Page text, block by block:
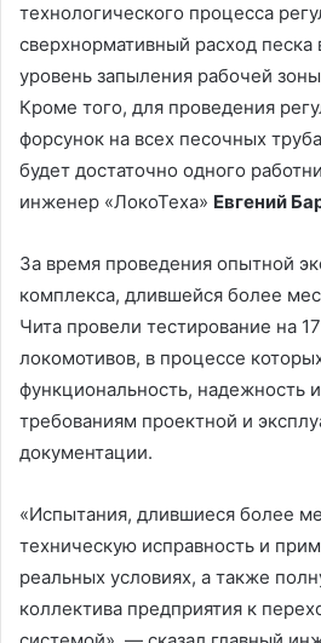
технологического процесса
сверхнормативный расход песка
уровень запыления рабочей
Кроме того, для проведения
форсунок на всех песочных
будет достаточно одного
инженер «ЛокоТеха» Евгений
За время проведения опытной
комплекса, длившейся более
Чита провели тестирование на
локомотивов, в процессе
функциональность, надежность
требованиям проектной и
документации.
«Испытания, длившиеся более
техническую исправность и
реальных условиях, а также
коллектива предприятия к